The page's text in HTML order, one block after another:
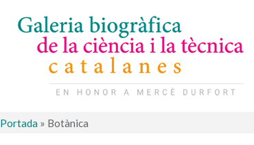
Portada » Botànica